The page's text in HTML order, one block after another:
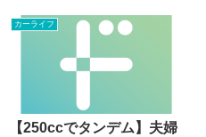
ームバリューだけで購入を検討し
てしまうほどのポピュラーなモデ
と、軽薄な車とさえ感じるかも
カーライフ
【250ccでタンデム】夫婦